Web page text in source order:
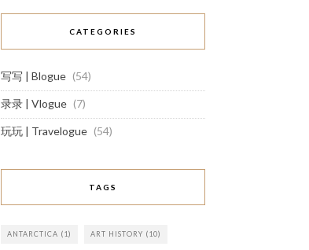
CATEGORIES
写写 | Blogue (54)
录录 | Vlogue (7)
玩玩 | Travelogue (54)
TAGS
ANTARCTICA (1) ART HISTORY (10)